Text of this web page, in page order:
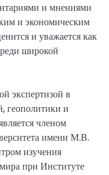
и мнениями
и экономическим
и уважается как
широкой
экспертизой в
геополитики и
членом
имени М.В.
изучения
при Институте